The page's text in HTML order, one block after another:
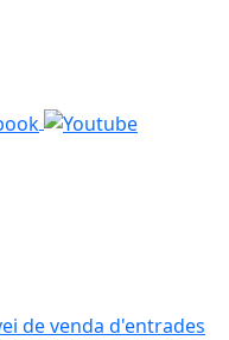
de venda d'entrades